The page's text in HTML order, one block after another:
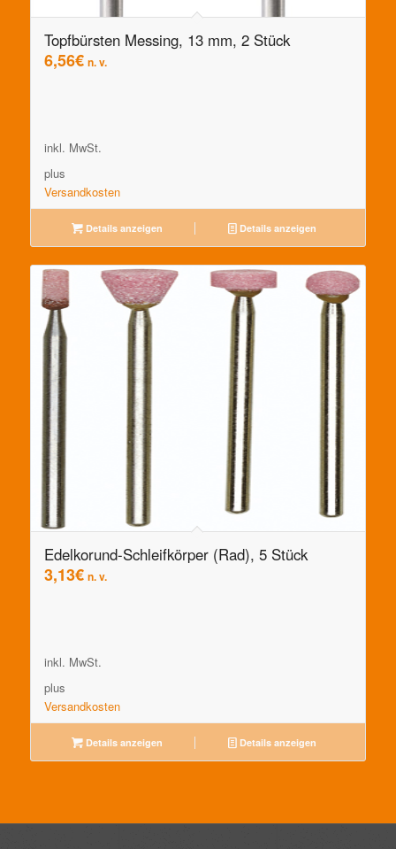
Topfbürsten Messing, 13 mm, 2 Stück
6,56€ n. v.
inkl. MwSt.
plus
Versandkosten
Details anzeigen Details anzeigen
Edelkorund-Schleifkörper (Rad), 5 Stück
3,13€ n. v.
inkl. MwSt.
plus
Versandkosten
Details anzeigen Details anzeigen